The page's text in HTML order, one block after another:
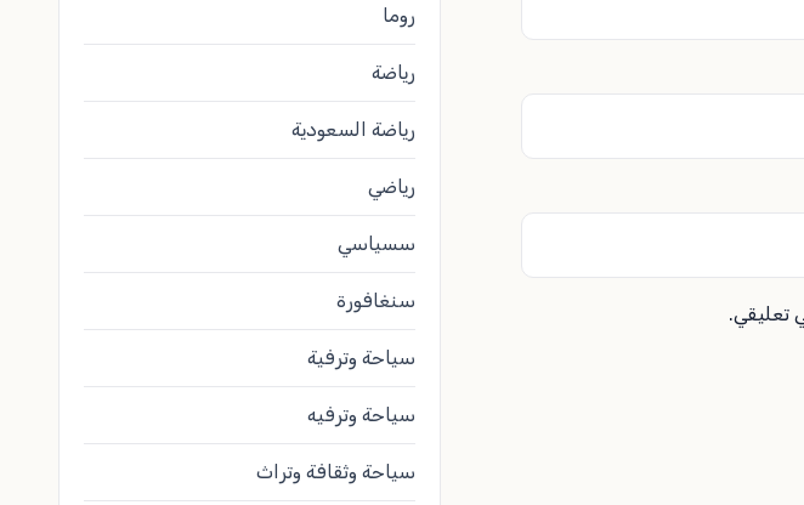
تعليقي.
روما
رياضة
رياضة السعودية
رياضي
سسياسي
سنغافورة
سياحة وترفية
سياحة وترفيه
سياحة وثقافة وتراث